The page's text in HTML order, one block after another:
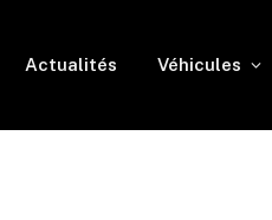
Actualités Véhicules